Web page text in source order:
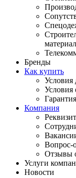
Бренды
Как купить
Условия
Условия
Компания
Вопрос-
Отзывы
Услуги
Новости